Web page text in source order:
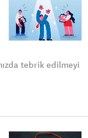
tebrik edilmeyi